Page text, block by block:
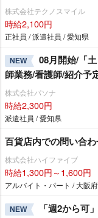
株式会社テクノスマイル
時給2,100円
正社員 / 派遣社員 / 愛知県
NEW
08月開始/「
師業務/看護師/紹介予
株式会社パソナ
時給2,300円
派遣社員 / 愛知県
百貨店内での問い合
株式会社ハイファイブ
時給1,300円～1,600円
アルバイト・パート / 大阪府
NEW
「週2から可